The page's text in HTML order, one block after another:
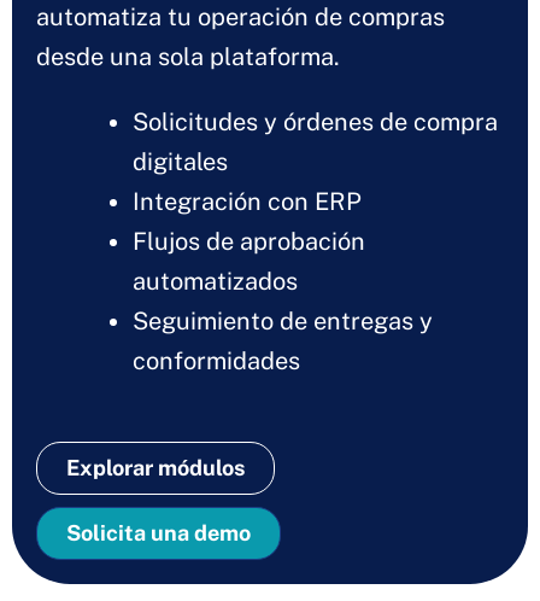
automatiza tu operación de compras
desde una sola plataforma.
Solicitudes y órdenes de compra
digitales
Integración con ERP
Flujos de aprobación
automatizados
Seguimiento de entregas y
conformidades
Explorar módulos
Solicita una demo